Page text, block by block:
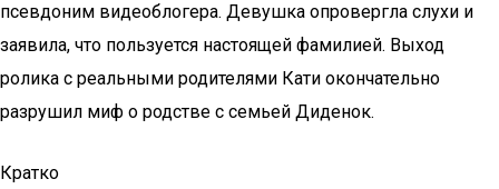
псевдоним видеоблогера. Девушка опровергла слухи и
заявила, что пользуется настоящей фамилией. Выход
ролика с реальными родителями Кати окончательно
разрушил миф о родстве с семьей Диденок.
Кратко